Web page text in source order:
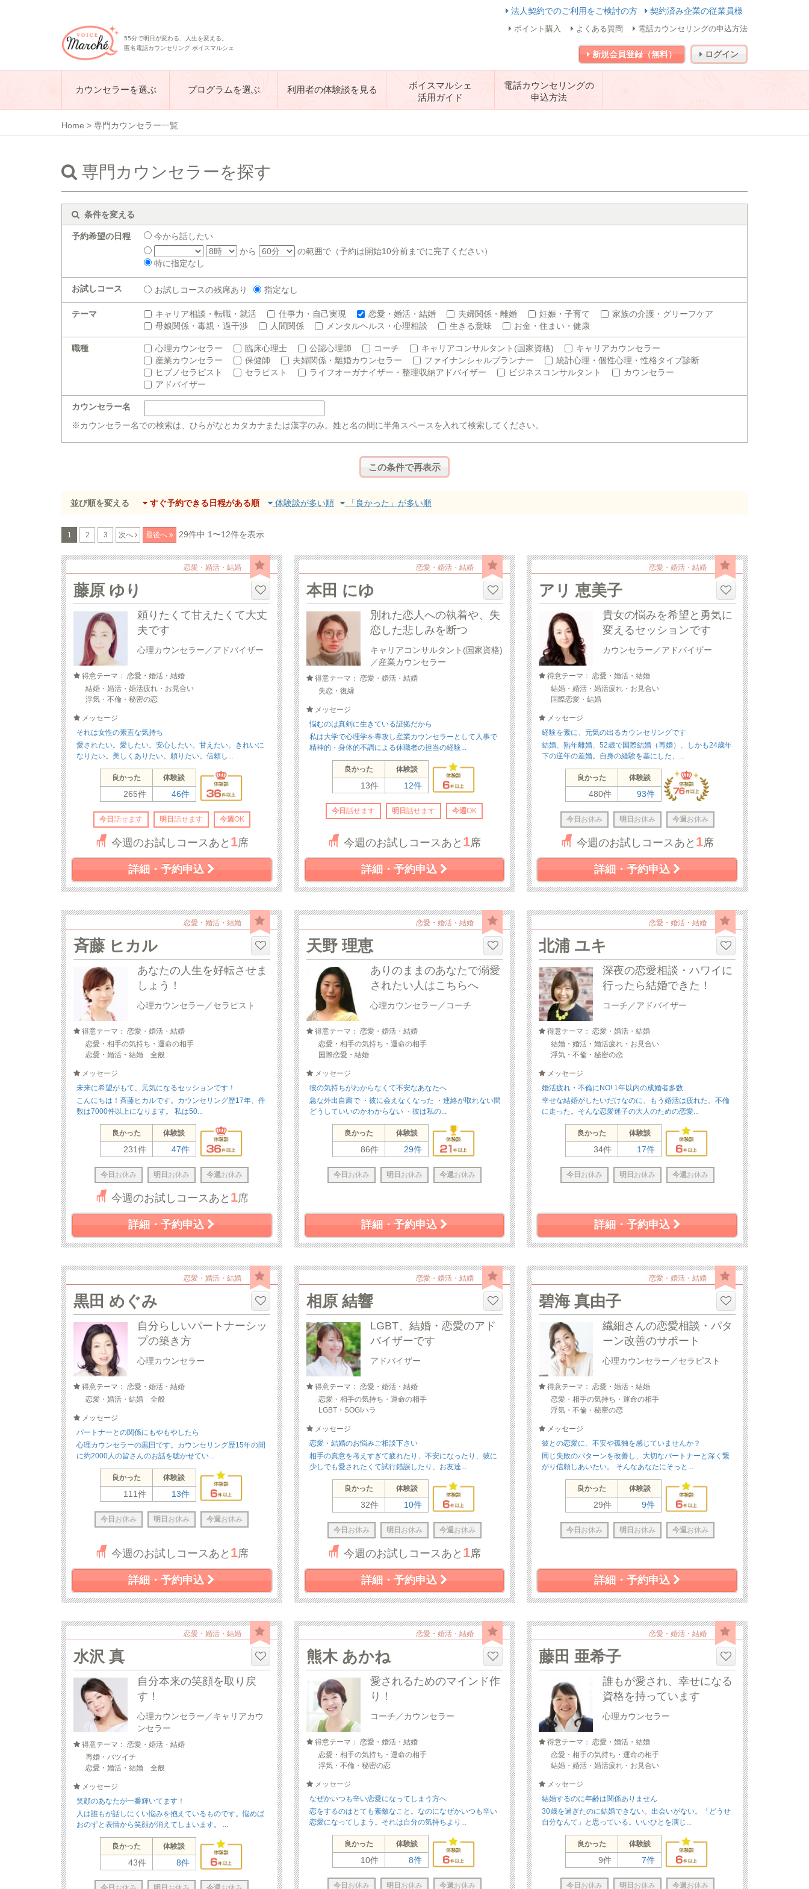
法人契約でのご利用をご検討の方 契約済み企業の従業員様
55分で明日が変わる、人生を変える。
匿名電話カウンセリング ボイスマルシェ
ポイント購入 よくある質問 電話カウンセリングの申込方法
新規会員登録（無料） ログイン
カウンセラーを選ぶ プログラムを選ぶ 利用者の体験談を見る
ボイスマルシェ
活用ガイド
電話カウンセリングの
申込方法
Home > 専門カウンセラー一覧
専門カウンセラーを探す
条件を変える
予約希望の日程
今から話したい
から
の範囲で（予約は開始10分前までに完了ください）
特に指定なし
お試しコース お試しコースの残席あり 指定なし
テーマ キャリア相談・転職・就活 仕事力・自己実現 恋愛・婚活・結婚 夫婦関係・離婚 妊娠・子育て
家族の介護・グリーフケア
母娘関係・毒親・過干渉
人間関係 メンタルヘルス・心理相談 生きる意味 お金・住まい・健康
職種 心理カウンセラー 臨床心理士 公認心理師 コーチ キャリアコンサルタント(国家資格)
キャリアカウンセラー
産業カウンセラー
保健師 夫婦関係・離婚カウンセラー ファイナンシャルプランナー
統計心理・個性心理・性格タイプ診断
ヒプノセラピスト
セラピスト ライフオーガナイザー・整理収納アドバイザー ビジネスコンサルタント
カウンセラー
アドバイザー
カウンセラー名
※カウンセラー名での検索は、ひらがなとカタカナまたは漢字のみ。姓と名の間に半角スペースを入れて検索してください。
並び順を変える すぐ予約できる日程がある順 体験談が多い順 「良かった」が多い順
1 2 3 次へ 最後へ 29件中 1〜12件を表示
恋愛・婚活・結婚
藤原 ゆり
頼りたくて甘えたくて大丈
夫です
心理カウンセラー／アドバイザー
得意テーマ： 恋愛・婚活・結婚
結婚・婚活・婚活疲れ・お見合い
浮気・不倫・秘密の恋
メッセージ
それは女性の素直な気持ち
愛されたい。愛したい。安心したい。甘えたい。きれいに
なりたい。美しくありたい。頼りたい。信頼し...
良かった 体験談
265件 46件
今日 話せます 明日 話せます 今週OK
今週のお試しコースあと 1席
詳細・予約申込
恋愛・婚活・結婚
本田 にゆ
別れた恋人への執着や、失
恋した悲しみを断つ
キャリアコンサルタント(国家資格)
／産業カウンセラー
得意テーマ： 恋愛・婚活・結婚
失恋・復縁
メッセージ
悩むのは真剣に生きている証拠だから
私は大学で心理学を専攻し産業カウンセラーとして人事で
精神的・身体的不調による休職者の担当の経験...
良かった 体験談
13件 12件
今日話せます 明日話せます 今週OK
今週のお試しコースあと 1席
詳細・予約申込
恋愛・婚活・結婚
アリ 恵美子
貴女の悩みを希望と勇気に
変えるセッションです
カウンセラー／アドバイザー
得意テーマ： 恋愛・婚活・結婚
結婚・婚活・婚活疲れ・お見合い
国際恋愛・結婚
メッセージ
経験を素に、元気の出るカウンセリングです
結婚、熟年離婚、52歳で国際結婚（再婚）、しかも24歳年
下の逆年の差婚。自身の経験を基にした、...
良かった 体験談
480件 93件
今日 お休み 明日 お休み 今週 お休み
今週のお試しコースあと 1席
詳細・予約申込
恋愛・婚活・結婚
斉藤 ヒカル
あなたの人生を好転させま
しょう！
心理カウンセラー／セラピスト
得意テーマ： 恋愛・婚活・結婚
恋愛・相手の気持ち・運命の相手
恋愛・婚活・結婚 全般
メッセージ
未来に希望がもて、元気になるセッションです！
こんにちは！斉藤ヒカルです。カウンセリング歴17年、件
数は7000件以上になります。 私は50...
良かった 体験談
231件 47件
今日 お休み 明日 お休み 今週 お休み
今週のお試しコースあと 1席
詳細・予約申込
恋愛・婚活・結婚
天野 理恵
ありのままのあなたで溺愛
されたい人はこちらへ
心理カウンセラー／コーチ
得意テーマ： 恋愛・婚活・結婚
恋愛・相手の気持ち・運命の相手
国際恋愛・結婚
メッセージ
彼の気持ちがわからなくて不安なあなたへ
急な外出自粛で ・彼に会えなくなった ・連絡が取れない間
どうしていいのかわからない ・彼は私の...
良かった 体験談
86件 29件
今日 お休み 明日 お休み 今週 お休み
詳細・予約申込
恋愛・婚活・結婚
北浦 ユキ
深夜の恋愛相談・ハワイに
行ったら結婚できた！
コーチ／アドバイザー
得意テーマ： 恋愛・婚活・結婚
結婚・婚活・婚活疲れ・お見合い
浮気・不倫・秘密の恋
メッセージ
婚活疲れ・不倫にNO! 1年以内の成婚者多数
幸せな結婚がしたいだけなのに、もう婚活は疲れた。不倫
に走った。そんな恋愛迷子の大人のための恋愛...
良かった 体験談
34件 17件
今日 お休み 明日 お休み 今週 お休み
詳細・予約申込
恋愛・婚活・結婚
黒田 めぐみ
自分らしいパートナーシッ
プの築き方
心理カウンセラー
得意テーマ： 恋愛・婚活・結婚
恋愛・婚活・結婚 全般
メッセージ
パートナーとの関係にもやもやしたら
心理カウンセラーの黒田です。カウンセリング歴15年の間
に約2000人の皆さんのお話を聴かせてい...
良かった 体験談
111件 13件
今日 お休み 明日 お休み 今週 お休み
今週のお試しコースあと 1席
詳細・予約申込
恋愛・婚活・結婚
相原 結響
LGBT、結婚・恋愛のアド
バイザーです
アドバイザー
得意テーマ： 恋愛・婚活・結婚
恋愛・相手の気持ち・運命の相手
LGBT・SOGIハラ
メッセージ
恋愛・結婚のお悩みご相談下さい
相手の真意を考えすぎて疲れたり、不安になったり、彼に
少しでも愛されたくて試行錯誤したり、お友達...
良かった 体験談
32件 10件
今日 お休み 明日 お休み 今週 お休み
今週のお試しコースあと 1席
詳細・予約申込
恋愛・婚活・結婚
碧海 真由子
繊細さんの恋愛相談・パタ
ーン改善のサポート
心理カウンセラー／セラピスト
得意テーマ： 恋愛・婚活・結婚
恋愛・相手の気持ち・運命の相手
浮気・不倫・秘密の恋
メッセージ
彼との恋愛に、不安や孤独を感じていませんか？
同じ失敗のパターンを改善し、大切なパートナーと深く繋
がり信頼しあいたい。 そんなあなたにそっと...
良かった 体験談
29件 9件
今日 お休み 明日 お休み 今週 お休み
詳細・予約申込
恋愛・婚活・結婚
水沢 真
自分本来の笑顔を取り戻
す！
心理カウンセラー／キャリアカウ
ンセラー
得意テーマ： 恋愛・婚活・結婚
再婚・バツイチ
恋愛・婚活・結婚 全般
メッセージ
笑顔のあなたが一番輝いてます！
人は誰もが話しにくい悩みを抱えているものです。悩めば
おのずと表情から笑顔が消えてしまいます。 ...
良かった 体験談
43件 8件
恋愛・婚活・結婚
熊木 あかね
愛されるためのマインド作
り！
コーチ／カウンセラー
得意テーマ： 恋愛・婚活・結婚
恋愛・相手の気持ち・運命の相手
浮気・不倫・秘密の恋
メッセージ
なぜかいつも辛い恋愛になってしまう方へ
恋をするのはとても素敵なこと。なのになぜかいつも辛い
恋愛になってしまう。それは自分の気持ちより...
良かった 体験談
10件 8件
今日 お休み 明日 お休み 今週 お休み
恋愛・婚活・結婚
藤田 亜希子
誰もが愛され、幸せになる
資格を持っています
心理カウンセラー
得意テーマ： 恋愛・婚活・結婚
恋愛・相手の気持ち・運命の相手
結婚・婚活・婚活疲れ・お見合い
メッセージ
結婚するのに年齢は関係ありません
30歳を過ぎたのに結婚できない。出会いがない。「どうせ
自分なんて」と思っている。いいひとを演じ...
良かった 体験談
9件 7件
今日 お休み 明日 お休み 今週 お休み